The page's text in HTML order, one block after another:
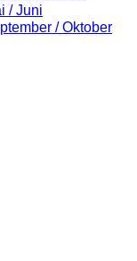
/ Juni
/ Oktober